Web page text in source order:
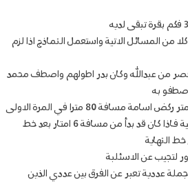
من المسائل الاتية واستعمل النماذج اذا لزم
من عبدالله وكان بدر اطولهم واصطف محمد
به
يبلغ طول مضمار الجري 400 متر ركض اسامة مسافة 80 مترا في المرة الاولى
ثم ركض 60 مترا في المرة الثانية فاذا كان قد بدأ من مسافة 6 امتار بعد خط
خط النهاية
لتجيب عن الاسئلبة
جملة عددية تعبر عن الفرق بين عددي الذين